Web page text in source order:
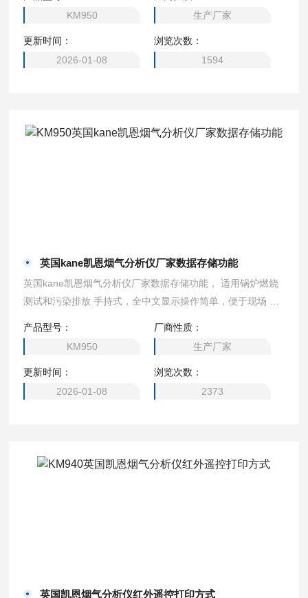
KM950
生产厂家
更新时间：
2026-01-08
浏览次数：
1594
英国kane凯恩烟气分析仪厂家数据存储功能
英国kane凯恩烟气分析仪厂家数据存储功能， 适用锅炉燃烧
测试和污染排放 手持式，全中文显示操作简单，便于现场 使
产品型号：
KM950
厂商性质：
生产厂家
更新时间：
2026-01-08
浏览次数：
2373
英国凯恩烟气分析仪红外遥控打印方式